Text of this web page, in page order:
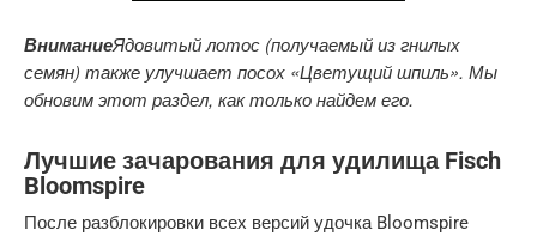
ВниманиеЯдовитый лотос (получаемый из гнилых
семян) также улучшает посох «Цветущий шпиль». Мы
обновим этот раздел, как только найдем его.
Лучшие зачарования для удилища Fisch
Bloomspire
После разблокировки всех версий удочка Bloomspire